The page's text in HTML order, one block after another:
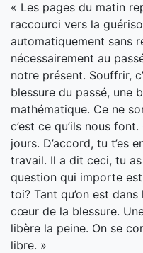
« Les pages du matin
raccourci vers la
automatiquement sans
nécessairement au
notre présent. Souffrir,
blessure du passé, une
mathématique. Ce ne
c’est ce qu’ils nous
jours. D’accord, tu t’es
travail. Il a dit ceci, tu
question qui importe est
toi? Tant qu’on est
cœur de la blessure.
libère la peine. On se
libre. »